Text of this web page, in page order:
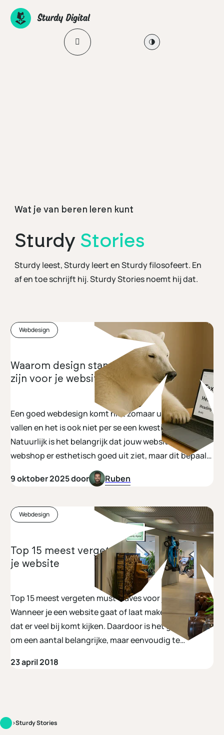
naar
Open mobile menu Enable high contrast
Wat je van beren leren kunt
Sturdy Stories
Sturdy leest, Sturdy leert en Sturdy filosofeert. En
af en toe schrijft hij. Sturdy Stories noemt hij dat.
Webdesign
Waarom design standaarden essentieel
zijn voor je website!
Een goed webdesign komt niet zomaar uit de lucht
vallen en het is ook niet per se een kwestie van smaak.
Natuurlijk is het belangrijk dat jouw website of
webshop er esthetisch goed uit ziet, maar dit bepaalt
niet per sé of jouw online platform een succes wordt.
9 oktober 2025 door
Ruben
Webdesign
Top 15 meest vergeten must-haves voor
je website
Top 15 meest vergeten must-haves voor je website
Wanneer je een website gaat of laat maken zul je zien
dat er veel bij komt kijken. Daardoor is het gemakkelijk
om een aantal belangrijke, maar eenvoudig te
hebben een overzicht gemaakt van de meest
23 april 2018
>Sturdy Stories